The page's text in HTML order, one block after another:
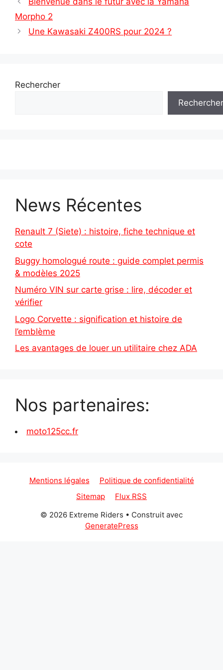
Morpho 2
Une Kawasaki Z400RS pour 2024 ?
Rechercher
Rechercher
News Récentes
Renault 7 (Siete) : histoire, fiche technique et
cote
Buggy homologué route : guide complet permis
& modèles 2025
Numéro VIN sur carte grise : lire, décoder et
vérifier
Logo Corvette : signification et histoire de
l’emblème
Les avantages de louer un utilitaire chez ADA
Nos partenaires:
moto125cc.fr
Mentions légales
Politique de confidentialité
Sitemap
Flux RSS
© 2026 Extreme Riders • Construit avec
GeneratePress